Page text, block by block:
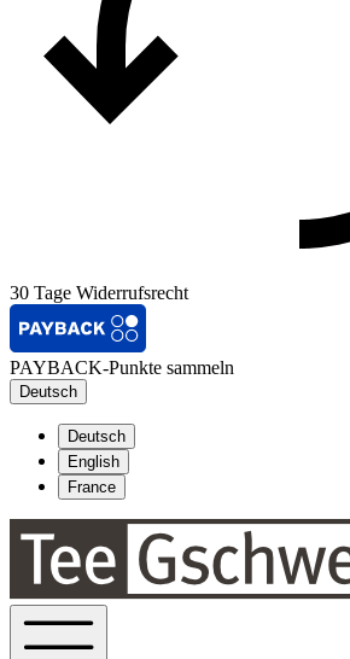
30 Tage Widerrufsrecht
PAYBACK-Punkte sammeln
Deutsch
Deutsch
English
France